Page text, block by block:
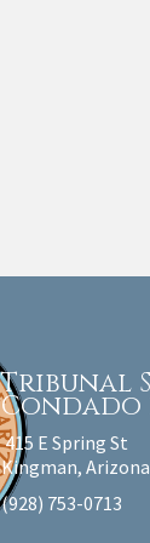
Tribunal
Condado
415 E Spring St
Kingman,
(928) 753-0713